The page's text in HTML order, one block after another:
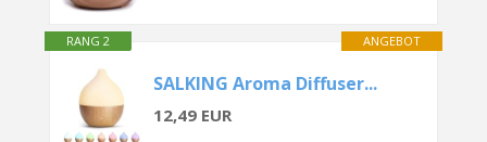
ANGEBOT
RANG 2
SALKING Aroma Diffuser...
12,49 EUR